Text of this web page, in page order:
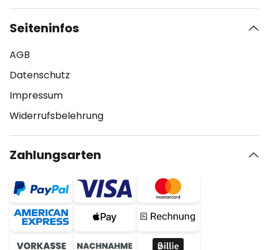
Seiteninfos
AGB
Datenschutz
Impressum
Widerrufsbelehrung
Zahlungsarten